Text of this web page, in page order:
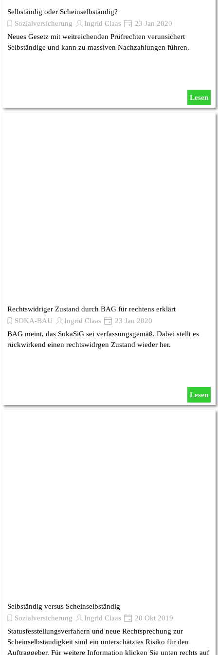
Selbständig oder Scheinselbständig?
Sozialversicherung
Ingrid Claas
23 Jan 2020
Neues Gesetz mit weitreichenden Prüfrechten verunsichert
Selbständige und kann zu massiven Nachzahlungen führen.
Lesen
Rechtswidriger Zustand durch BAG für rechtens erklärt
SOKA-BAU
Ingrid Claas
23 Jan 2020
BAG meint, das SokaSiG sei verfassungsgemäß. Dabei stellt es
rückwirkend einen rechtswidrgen Zustand wieder her.
Lesen
Selbständig versus Scheinselbständig
Sozialversicherung
Ingrid Claas
20 Okt 2019
Statusfesstellungsverfahern und neue Rechtsprechung zur
Scheinselbständigkeit sind ein unterschätztes Risiko für den
Auftraggeber. Für weitere Information klicken Sie unten rechts auf